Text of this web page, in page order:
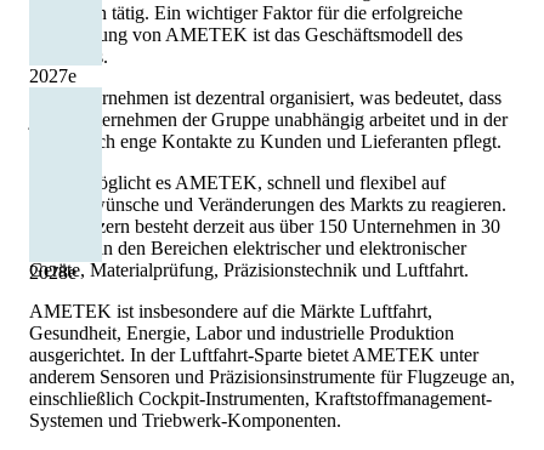
2027e
2028e
Bereichen tätig. Ein wichtiger Faktor für die erfolgreiche
Entwicklung von AMETEK ist das Geschäftsmodell des
Konzerns.
Das Unternehmen ist dezentral organisiert, was bedeutet, dass
jedes Unternehmen der Gruppe unabhängig arbeitet und in der
Regel auch enge Kontakte zu Kunden und Lieferanten pflegt.
Dies ermöglicht es AMETEK, schnell und flexibel auf
Kundenwünsche und Veränderungen des Markts zu reagieren.
Der Konzern besteht derzeit aus über 150 Unternehmen in 30
Ländern in den Bereichen elektrischer und elektronischer
Geräte, Materialprüfung, Präzisionstechnik und Luftfahrt.
AMETEK ist insbesondere auf die Märkte Luftfahrt,
Gesundheit, Energie, Labor und industrielle Produktion
ausgerichtet. In der Luftfahrt-Sparte bietet AMETEK unter
anderem Sensoren und Präzisionsinstrumente für Flugzeuge an,
einschließlich Cockpit-Instrumenten, Kraftstoffmanagement-
Systemen und Triebwerk-Komponenten.